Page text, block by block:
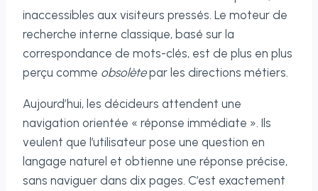
inaccessibles aux visiteurs pressés. Le moteur de
recherche interne classique, basé sur la
correspondance de mots-clés, est de plus en plus
perçu comme obsolètepar les directions métiers.
Aujourd’hui, les décideurs attendent une
navigation orientée « réponse immédiate ». Ils
veulent que l’utilisateur pose une question en
langage naturel et obtienne une réponse précise,
sans naviguer dans dix pages. C’est exactement